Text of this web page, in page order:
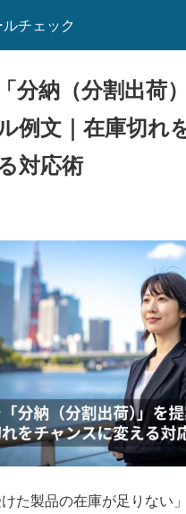
チェック
分納（分割出荷
例文｜在庫切れ
対応術
けた製品の在庫が足りない